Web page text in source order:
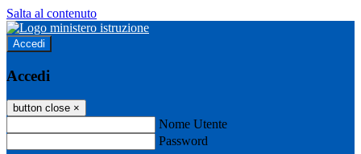
Salta al contenuto
Accedi
Accedi
button close ×
Nome Utente
Password